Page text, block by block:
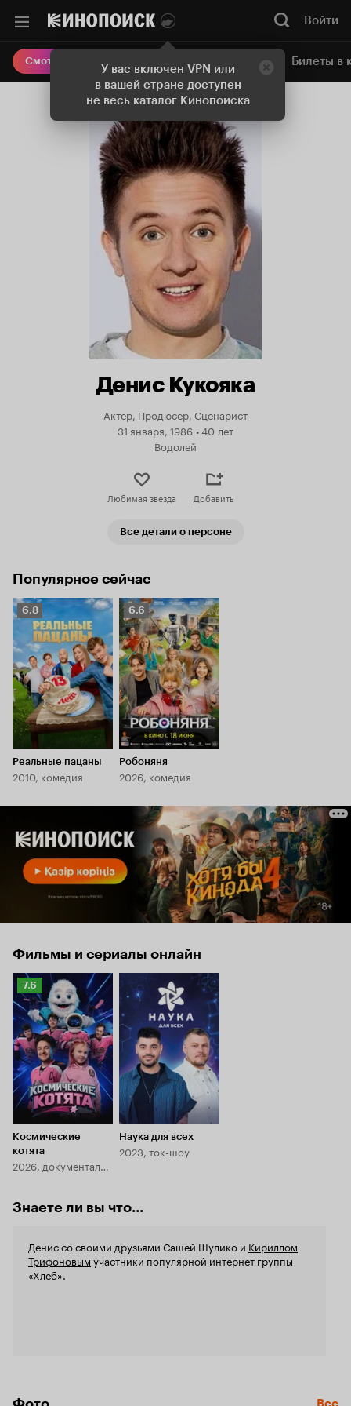
У вас включен VPN или
в вашей стране доступен
не весь каталог Кинопоиска
Войти
Смотреть кино Онлайн-кинотеатр Билеты в
Денис Кукояка
Актер, Продюсер, Сценарист
31 января, 1986 •40 лет
Водолей
Любимая звезда Добавить
Все детали о персоне
Популярное сейчас
Рейтинг
Кинопоиска
6.8
6.8
Реальные пацаны
2010, комедия
Рейтинг
Кинопоиска
6.6
6.6
Робоняня
2026, комедия
Фильмы и сериалы онлайн
Рейтинг
Кинопоиска
7.6
7.6
Космические
котята
2026, документальный
Наука для всех
2023, ток-шоу
Знаете ли вы что...
Денис со своими друзьями Сашей Шулико и Кириллом
Трифоновым участники популярной интернет группы
«Хлеб».